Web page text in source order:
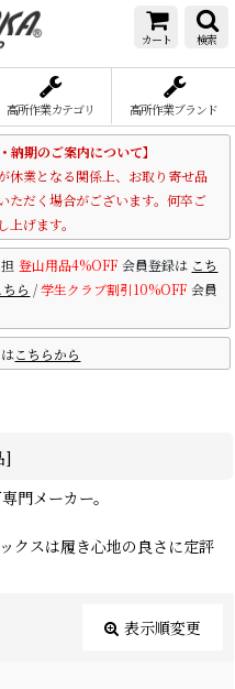
カート 検索
高所作業カテゴリ 高所作業ブランド
期のご案内について】
休業となる関係上、お取り寄せ品
ただく場合がございます。何卒ご
げます。
登山用品4%OFF 会員登録は こち
ちら /学生クラブ割引10%OFF 会員
こちらから
]
門メーカー。
クスは履き心地の良さに定評
表示順変更